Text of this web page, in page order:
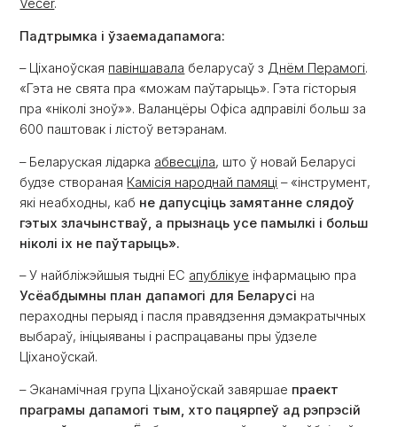
Večer.
Падтрымка і ўзаемадапамога:
– Ціханоўская павіншавала беларусаў з Днём Перамогі.
«Гэта не свята пра «можам паўтарыць». Гэта гісторыя
пра «ніколі зноў»». Валанцёры Офіса адправілі больш за
600 паштовак і лістоў ветэранам.
– Беларуская лідарка абвесціла, што ў новай Беларусі
будзе створаная Камісія народнай памяці – «інструмент,
які неабходны, каб не дапусціць замятанне слядоў
гэтых злачынстваў, а прызнаць усе памылкі і больш
ніколі іх не паўтарыць».
– У найбліжэйшыя тыдні ЕС апублікуе інфармацыю пра
Усёабдымны план дапамогі для Беларусі на
пераходны перыяд і пасля правядзення дэмакратычных
выбараў, ініцыяваны і распрацаваны пры ўдзеле
Ціханоўскай.
– Эканамічная група Ціханоўскай завяршае праект
праграмы дапамогі тым, хто пацярпеў ад рэпрэсій